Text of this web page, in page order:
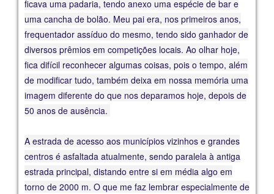
ficava uma padaria, tendo anexo uma espécie de bar e
uma cancha de bolão. Meu pai era, nos primeiros anos,
frequentador assíduo do mesmo, tendo sido ganhador de
diversos prêmios em competições locais. Ao olhar hoje,
fica difícil reconhecer algumas coisas, pois o tempo, além
de modificar tudo, também deixa em nossa memória uma
imagem diferente do que nos deparamos hoje, depois de
50 anos de ausência.
A estrada de acesso aos municípios vizinhos e grandes
centros é asfaltada atualmente, sendo paralela à antiga
estrada principal, distando entre si em média algo em
torno de 2000 m. O que me faz lembrar especialmente de